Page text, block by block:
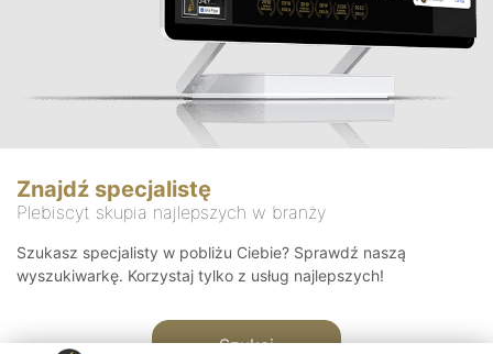
Znajdź specjalistę
Plebiscyt skupia najlepszych w branży
Szukasz specjalisty w pobliżu Ciebie? Sprawdź naszą
wyszukiwarkę. Korzystaj tylko z usług najlepszych!
Szukaj